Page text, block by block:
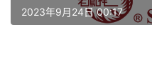
首
2023年9月24日 00:17